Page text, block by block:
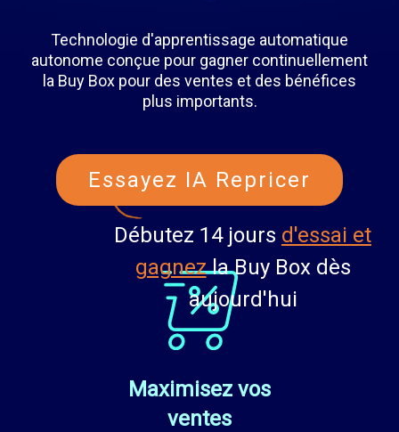
Technologie d'apprentissage automatique
autonome conçue pour gagner continuellement
la Buy Box pour des ventes et des bénéfices
plus importants.
Essayez IA Repricer
Débutez 14 jours d'essai et
gagnezla Buy Box dès
aujourd'hui
Maximisez vos
ventes